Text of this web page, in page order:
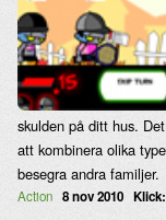
skulden på ditt hus.
att kombinera olika
besegra andra familjer.
Action 8 nov 2010 Klick: